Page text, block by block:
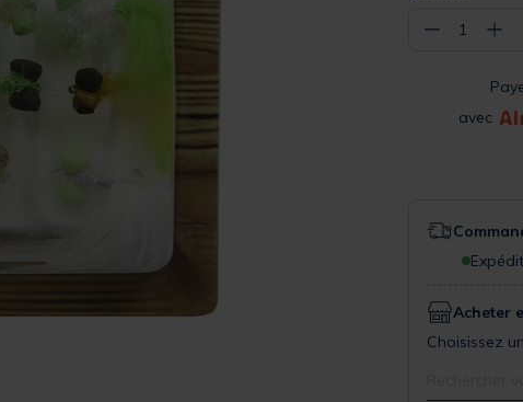
− 1 +
avec
Acheter
Choisissez